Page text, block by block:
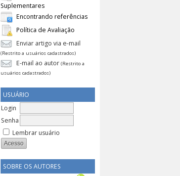
Suplementares
Encontrando referências
Política de Avaliação
Enviar artigo via e-mail
(Restrito a usuários cadastrados)
E-mail ao autor (Restrito a
usuários cadastrados)
USUÁRIO
Login
Senha
Lembrar usuário
SOBRE OS AUTORES